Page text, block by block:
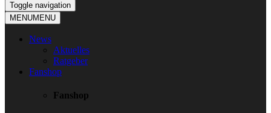
Toggle navigation
MENUMENU
News
Aktuelles
Ratgeber
Fanshop
Fanshop